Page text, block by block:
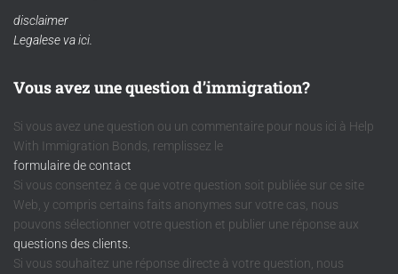
disclaimer
Legalese va ici.
Vous avez une question d’immigration?
Si vous avez une question ou un commentaire pour nous ici à Help
With Immigration Bonds, remplissez le
formulaire de contact
Si vous consentez à ce que votre question soit publiée sur ce site
Web, y compris certains faits anonymes sur votre cas, nous
pouvons sélectionner votre question et publier une réponse aux
questions des clients.
Si vous souhaitez une réponse directe à votre question, nous